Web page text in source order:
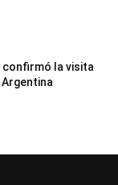
la visita
Argentina